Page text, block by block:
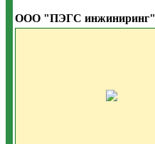
ООО "ПЭГС инжиниринг"